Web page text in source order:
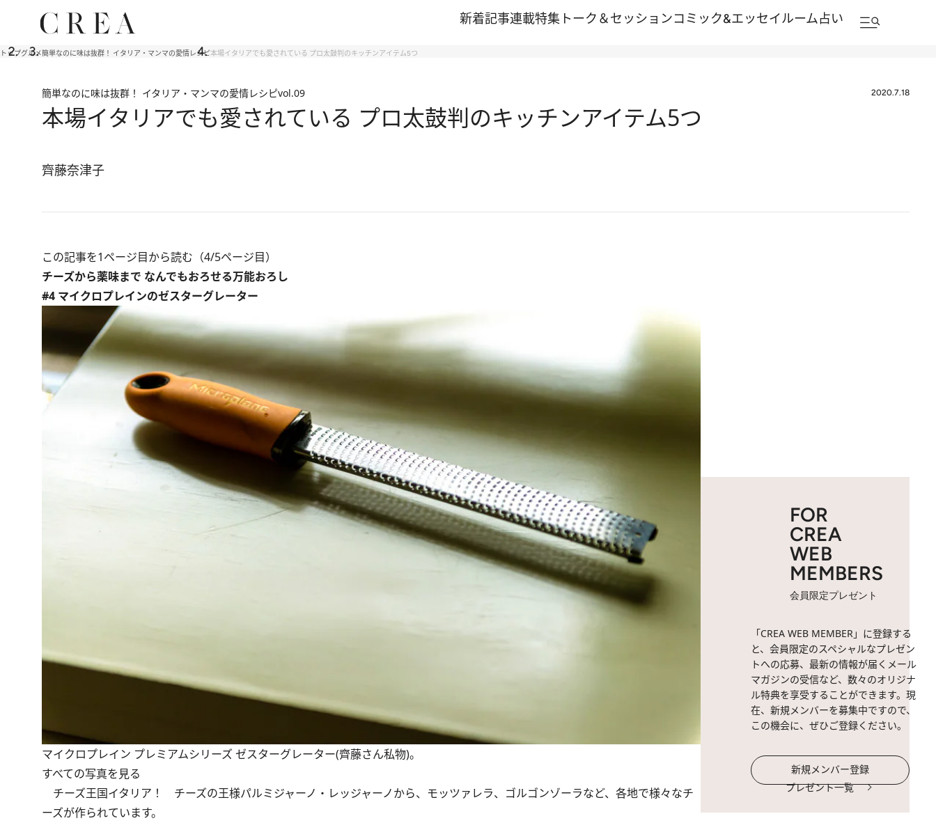
新着記事連載特集 トーク＆セッションコミック&エッセイルーム占い
トップグルメ簡単なのに味は抜群！ イタリア・マンマの愛情レシピ本場イタリアでも愛されている プロ太鼓判のキッチンアイテム5つ
簡単なのに味は抜群！ イタリア・マンマの愛情レシピvol.09 2020.7.18
本場イタリアでも愛されている プロ太鼓判のキッチンアイテム5つ
齊藤奈津子
この記事を1ページ目から読む（4/5ページ目）
チーズから薬味まで なんでもおろせる万能おろし
#4 マイクロプレインのゼスターグレーター
マイクロプレイン プレミアムシリーズ ゼスターグレーター(齊藤さん私物)。
すべての写真を見る
チーズ王国イタリア！ チーズの王様パルミジャーノ・レッジャーノから、モッツァレラ、ゴルゴンゾーラなど、各地で様々なチ
ーズが作られています。
FOR
CREA
WEB
MEMBERS
会員限定プレゼント
「CREA WEB MEMBER」に登録する
と、会員限定のスペシャルなプレゼン
トへの応募、最新の情報が届くメール
マガジンの受信など、数々のオリジナ
ル特典を享受することができます。現
在、新規メンバーを募集中ですので、
この機会に、ぜひご登録ください。
新規メンバー登録
プレゼント一覧